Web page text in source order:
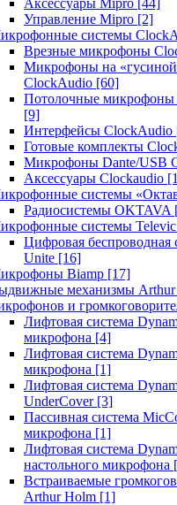
Аксессуары Mipro [44]
Управление Mipro [2]
системы
Врезные микрофоны
Микрофоны на
ClockAudio [60]
Потолочные
[9]
Интерфейсы ClockAudio
Готовые комплекты
Микрофоны Dante/USB
Аксессуары Clockaudio
системы
Радиосистемы OKTAVA
системы Televic
Цифровая беспроводная
Unite [16]
Biamp [17]
механизмы Arthur
и
Лифтовая система
микрофона [4]
Лифтовая система
микрофона [1]
Лифтовая система
UnderCover [3]
Пассивная система
микрофона [1]
Лифтовая система
настольного микрофона
Встраиваемые
Arthur Holm [1]